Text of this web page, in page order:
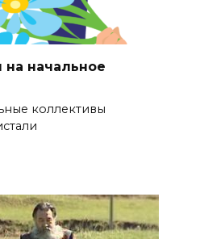
начальное
коллективы